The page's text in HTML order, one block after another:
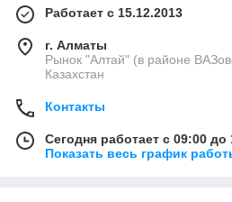
Работает с 15.12.2013
г. Алматы
Рынок "Алтай" (в районе
Казахстан
Контакты
Сегодня работает с 09:00 до
Показать весь график